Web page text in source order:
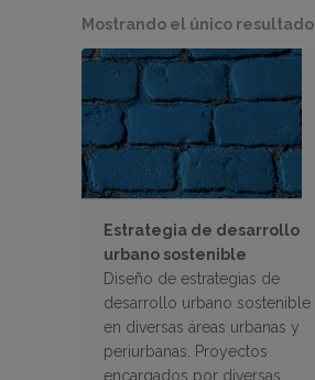
Mostrando el único resultado
Estrategia de desarrollo
urbano sostenible
Diseño de estrategias de
desarrollo urbano sostenible
en diversas áreas urbanas y
periurbanas. Proyectos
encargados por diversas